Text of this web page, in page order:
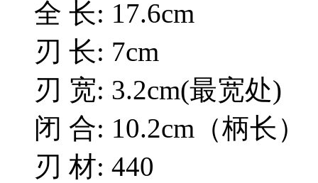
全 长: 17.6cm
刃 长: 7cm
刃 宽: 3.2cm(最宽处)
闭 合: 10.2cm（柄长）
刃 材: 440